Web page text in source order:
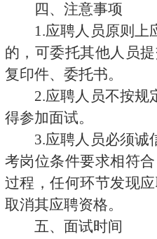
四、注意事项
1.应聘人员原则上
的，可委托其他人员
复印件、委托书。
2.应聘人员不按规
得参加面试。
3.应聘人员必须诚
考岗位条件要求相符
过程，任何环节发现
取消其应聘资格。
五、面试时间